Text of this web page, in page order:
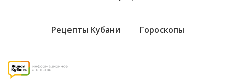
Рецепты Кубани Гороскопы